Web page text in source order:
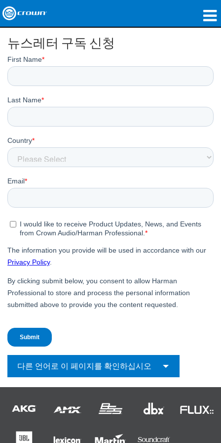
제품
응용 분야
네트워크 오디오
구매처
사례 연구
회사 소개
교육
지원
언어/지역
뉴스레터 구독 신청
다른 언어로 이 페이지를 확인하십시오